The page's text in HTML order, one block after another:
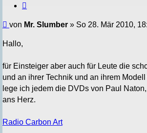
Beitrag
von Mr. Slumber » So 28. Mär 2010,
Hallo,
für Einsteiger aber auch für Leute die
und an ihrer Technik und an ihrem
lege ich jedem die DVDs von Paul
ans Herz.
Radio Carbon Art